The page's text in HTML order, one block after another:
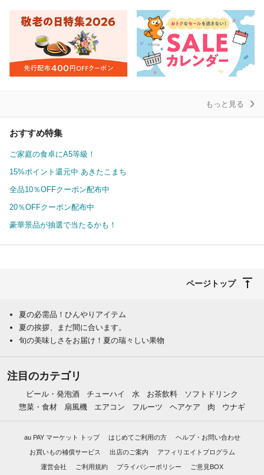
もっと見る
おすすめ特集
ご家庭の食卓にA5等級！
15%ポイント還元中 あきたこまち
全品10％OFFクーポン配布中
20％OFFクーポン配布中
豪華景品が抽選で当たるかも！
ページトップ
夏の必需品！ひんやりアイテム
夏の挨拶、まだ間に合います。
旬の美味しさをお届け！夏の瑞々しい果物
注目のカテゴリ
ビール・発泡酒 チューハイ 水 お茶飲料
ソフトドリンク
惣菜・食材
扇風機 エアコン フルーツ ヘアケア 肉 ウナギ
au PAY マーケット トップ はじめてご利用の方 ヘルプ・お問い合わせ
お買いもの補償サービス 出店のご案内 アフィリエイトプログラム
運営会社 ご利用規約 プライバシーポリシー ご意見BOX